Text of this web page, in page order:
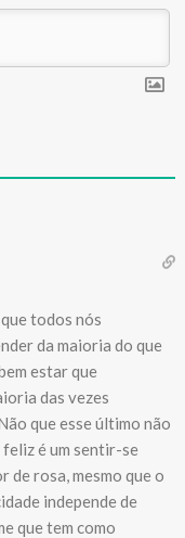
todos nós
da maioria do que
estar que
das vezes
que esse último não
é um sentir-se
de rosa, mesmo que o
independe de
que tem como